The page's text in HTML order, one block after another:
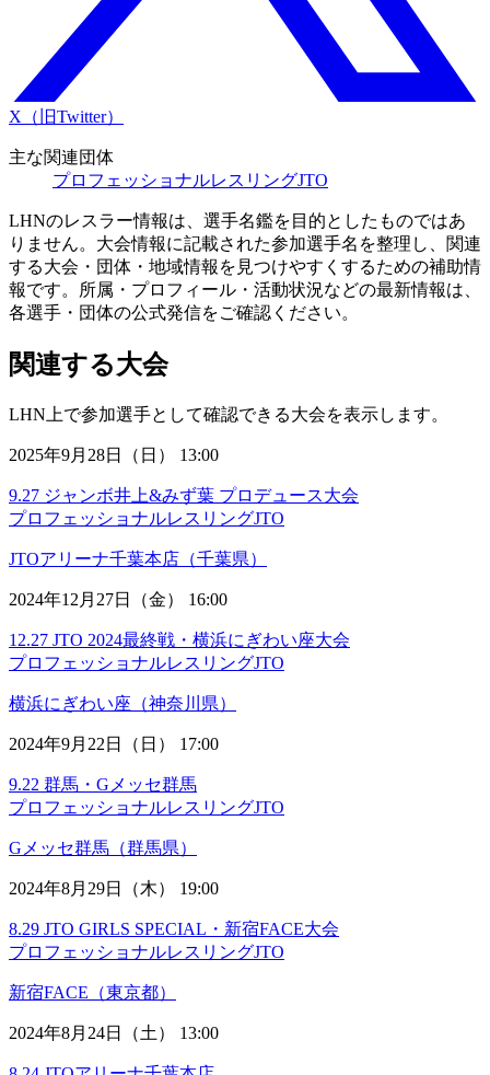
X（旧Twitter）
主な関連団体
プロフェッショナルレスリングJTO
LHNのレスラー情報は、選手名鑑を目的としたものではあ
りません。大会情報に記載された参加選手名を整理し、関連
する大会・団体・地域情報を見つけやすくするための補助情
報です。所属・プロフィール・活動状況などの最新情報は、
各選手・団体の公式発信をご確認ください。
関連する大会
LHN上で参加選手として確認できる大会を表示します。
2025年9月28日（日） 13:00
9.27 ジャンボ井上&みず葉 プロデュース大会
プロフェッショナルレスリングJTO
JTOアリーナ千葉本店（千葉県）
2024年12月27日（金） 16:00
12.27 JTO 2024最終戦・横浜にぎわい座大会
プロフェッショナルレスリングJTO
横浜にぎわい座（神奈川県）
2024年9月22日（日） 17:00
9.22 群馬・Gメッセ群馬
プロフェッショナルレスリングJTO
Gメッセ群馬（群馬県）
2024年8月29日（木） 19:00
8.29 JTO GIRLS SPECIAL・新宿FACE大会
プロフェッショナルレスリングJTO
新宿FACE（東京都）
2024年8月24日（土） 13:00